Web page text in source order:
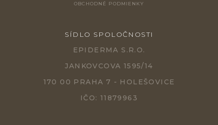
OBCHODNÉ PODMIENKY
SÍDLO SPOLOČNOSTI
EPIDERMA S.R.O.
JANKOVCOVA 1595/14
170 00 PRAHA 7 - HOLEŠOVICE
IČO: 11879963